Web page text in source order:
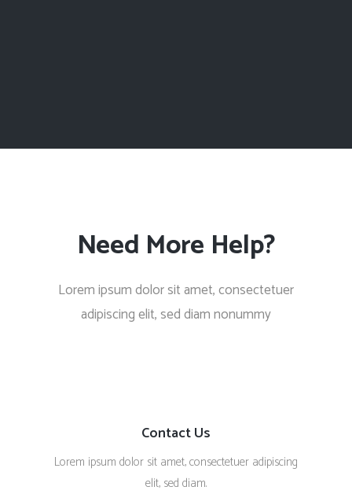
Need More Help?
Lorem ipsum dolor sit amet, consectetuer
adipiscing elit, sed diam nonummy
Contact Us
Lorem ipsum dolor sit amet, consectetuer adipiscing
elit, sed diam.